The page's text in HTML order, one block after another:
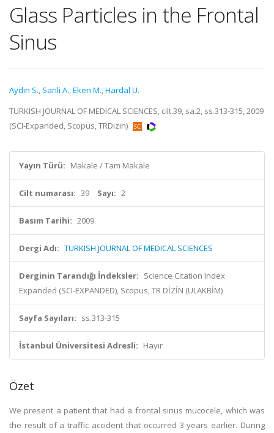
Glass Particles in the Frontal
Sinus
Aydin S., Sanli A.,Eken M.,Hardal U.
TURKISH JOURNAL OF MEDICAL SCIENCES, cilt.39, sa.2, ss.313-315, 2009
(SCI-Expanded, Scopus, TRDizin)
Yayın Türü: Makale / Tam Makale
Cilt numarası: 39 Sayı: 2
Basım Tarihi: 2009
Dergi Adı: TURKISH JOURNAL OF MEDICAL SCIENCES
Derginin Tarandığı İndeksler: Science Citation Index
Expanded (SCI-EXPANDED), Scopus, TR DİZİN (ULAKBİM)
Sayfa Sayıları: ss.313-315
İstanbul Üniversitesi Adresli: Hayır
Özet
We present a patient that had a frontal sinus mucocele, which was
the result of a traffic accident that occurred 3 years earlier. During